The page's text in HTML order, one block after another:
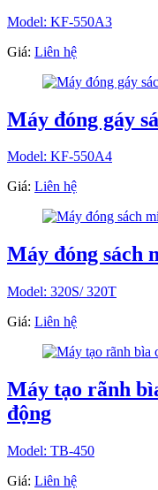
Model: KF-550A3
Giá: Liên hệ
Máy đóng gáy
Model: KF-550A4
Giá: Liên hệ
Máy đóng sách
Model: 320S/ 320T
Giá: Liên hệ
Máy tạo rãnh
động
Model: TB-450
Giá: Liên hệ